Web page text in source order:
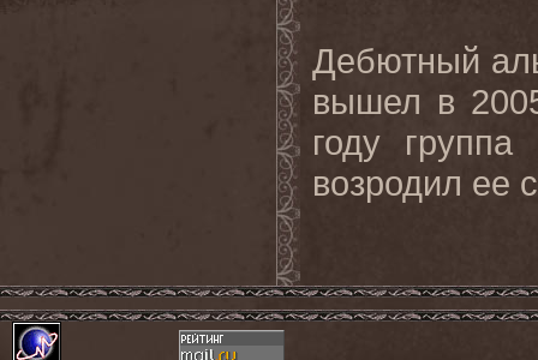
Дебютный
вышел в
году
возродил ее